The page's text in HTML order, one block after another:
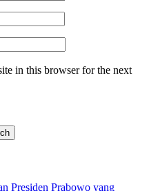
in this browser for the next
Presiden Prabowo yang